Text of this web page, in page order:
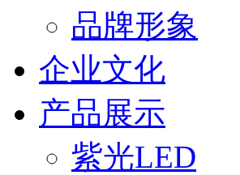
品牌形象
企业文化
产品展示
紫光LED